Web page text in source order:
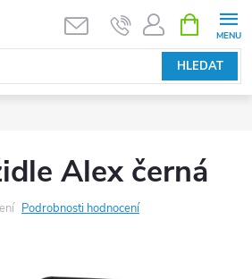
HLEDAT
NÁKUPNÍ
KOŠÍK
Alex černá
Podrobnosti hodnocení